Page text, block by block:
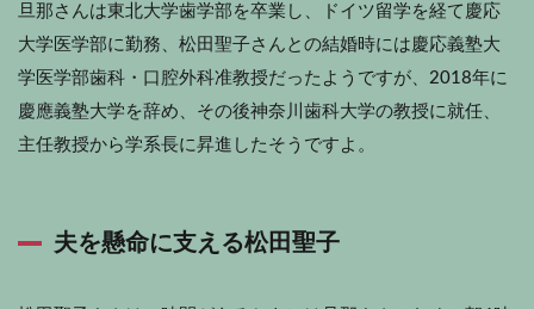
旦那さんは東北大学歯学部を卒業し、ドイツ留学を経て慶応
大学医学部に勤務、松田聖子さんとの結婚時には慶応義塾大
学医学部歯科・口腔外科准教授だったようですが、2018年に
慶應義塾大学を辞め、その後神奈川歯科大学の教授に就任、
主任教授から学系長に昇進したそうですよ。
夫を懸命に支える松田聖子